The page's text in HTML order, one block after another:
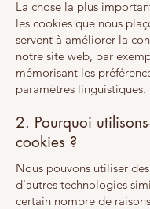
La chose la plus
les cookies que nous
servent à améliorer la
notre site web, par
mémorisant les
paramètres linguistiques.
2. Pourquoi
cookies ?
Nous pouvons utiliser
d'autres technologies
certain nombre de